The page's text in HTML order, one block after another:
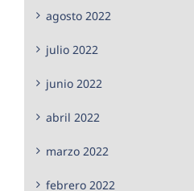
agosto 2022
julio 2022
junio 2022
abril 2022
marzo 2022
febrero 2022